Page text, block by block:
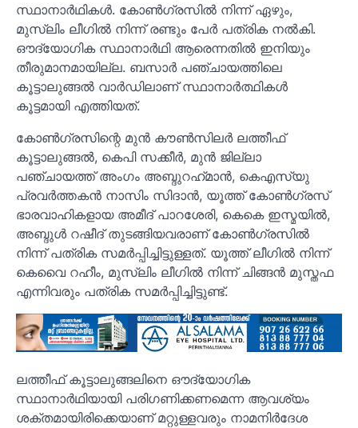
സ്ഥാനാർഥികൾ. കോൺഗ്രസിൽ നിന്ന് ഏഴും,
മുസ്ലിം ലീഗിൽ നിന്ന് രണ്ടും പേർ പത്രിക നൽകി.
ഔദ്യോഗിക സ്ഥാനാർഥി ആരെന്നതിൽ ഇനിയും
തീരുമാനമായില്ല. ബസാർ പഞ്ചായത്തിലെ
കൂട്ടാലുങ്ങൽ വാർഡിലാണ് സ്ഥാനാർത്ഥികൾ
കൂട്ടമായി എത്തിയത്.
കോൺഗ്രസിന്റെ മുൻ കൗൺസിലർ ലത്തീഫ്
കൂട്ടാലുങ്ങൽ, കെപി സക്കീർ, മുൻ ജില്ലാ
പഞ്ചായത്ത് അംഗം അബ്ദുറഹ്‌മാൻ, കെഎസ്‌യു
പ്രവർത്തകൻ നാസിം സിദാൻ, യൂത്ത് കോൺഗ്രസ്
ഭാരവാഹികളായ അമീദ് പാറശേരി, കെകെ ഇസ്മയിൽ,
അബ്ദുൾ റഷീദ് തുടങ്ങിയവരാണ് കോൺഗ്രസിൽ
നിന്ന് പത്രിക സമർപ്പിച്ചിട്ടുള്ളത്. യൂത്ത് ലീഗിൽ നിന്ന്
കെവൈ റഹീം, മുസ്ലിം ലീഗിൽ നിന്ന് ചിങ്ങൻ മുസ്തഫ
എന്നിവരും പത്രിക സമർപ്പിച്ചിട്ടുണ്ട്.
ലത്തീഫ് കൂട്ടാലുങ്ങലിനെ ഔദ്യോഗിക
സ്ഥാനാർഥിയായി പരി​ഗണിക്കണമെന്ന ആവശ്യം
ശക്തമായിരിക്കെയാണ് മറ്റുള്ളവരും നാമനിർദേശ